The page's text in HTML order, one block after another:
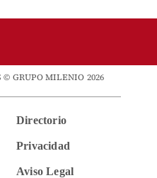
© GRUPO MILENIO 2026
Directorio
Privacidad
Aviso Legal